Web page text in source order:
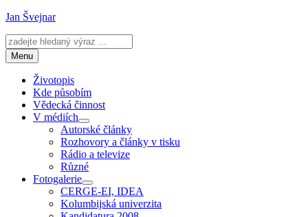
Přejít
obsahu
webu
Jan Švejnar
Menu
Životopis
Kde působím
Vědecká činnost
V médiích
Zobrazit
podřazené
položky
Autorské články
Rozhovory a články v tisku
Rádio a televize
Různé
Fotogalerie
Zobrazit
podřazené
položky
CERGE-EI, IDEA
Kolumbijská univerzita